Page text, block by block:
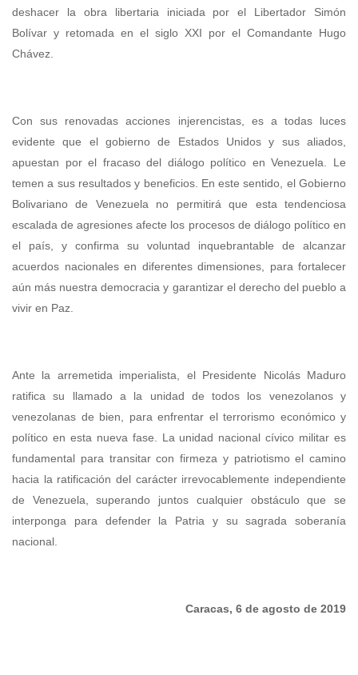
deshacer la obra libertaria iniciada por el Libertador Simón
Bolívar y retomada en el siglo XXI por el Comandante Hugo
Chávez.
Con sus renovadas acciones injerencistas, es a todas luces
evidente que el gobierno de Estados Unidos y sus aliados,
apuestan por el fracaso del diálogo político en Venezuela. Le
temen a sus resultados y beneficios. En este sentido, el Gobierno
Bolivariano de Venezuela no permitirá que esta tendenciosa
escalada de agresiones afecte los procesos de diálogo político en
el país, y confirma su voluntad inquebrantable de alcanzar
acuerdos nacionales en diferentes dimensiones, para fortalecer
aún más nuestra democracia y garantizar el derecho del pueblo a
vivir en Paz.
Ante la arremetida imperialista, el Presidente Nicolás Maduro
ratifica su llamado a la unidad de todos los venezolanos y
venezolanas de bien, para enfrentar el terrorismo económico y
político en esta nueva fase. La unidad nacional cívico militar es
fundamental para transitar con firmeza y patriotismo el camino
hacia la ratificación del carácter irrevocablemente independiente
de Venezuela, superando juntos cualquier obstáculo que se
interponga para defender la Patria y su sagrada soberanía
nacional.
Caracas, 6 de agosto de 2019